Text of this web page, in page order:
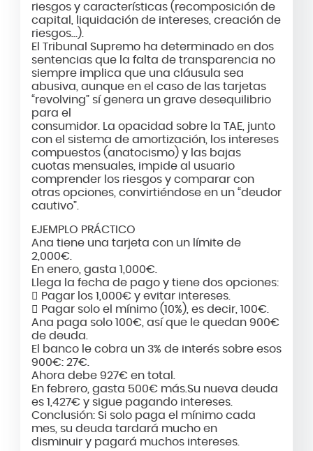
riesgos y características (recomposición de
capital, liquidación de intereses, creación de
riesgos…).
El Tribunal Supremo ha determinado en dos
sentencias que la falta de transparencia no
siempre implica que una cláusula sea
abusiva, aunque en el caso de las tarjetas
“revolving” sí genera un grave desequilibrio
para el
consumidor. La opacidad sobre la TAE, junto
con el sistema de amortización, los intereses
compuestos (anatocismo) y las bajas
cuotas mensuales, impide al usuario
comprender los riesgos y comparar con
otras opciones, convirtiéndose en un “deudor
cautivo”.
EJEMPLO PRÁCTICO
Ana tiene una tarjeta con un límite de
2,000€.
En enero, gasta 1,000€.
Llega la fecha de pago y tiene dos opciones:
 Pagar los 1,000€ y evitar intereses.
 Pagar solo el mínimo (10%), es decir, 100€.
Ana paga solo 100€, así que le quedan 900€
de deuda.
El banco le cobra un 3% de interés sobre esos
900€: 27€.
Ahora debe 927€ en total.
En febrero, gasta 500€ más.Su nueva deuda
es 1,427€ y sigue pagando intereses.
Conclusión: Si solo paga el mínimo cada
mes, su deuda tardará mucho en
disminuir y pagará muchos intereses.